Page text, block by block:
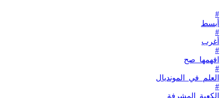
#
أبسط
#
أغرب
#
افهمها_صح
#
العلم_في_المونديال
#
الكعبة_المشرفة